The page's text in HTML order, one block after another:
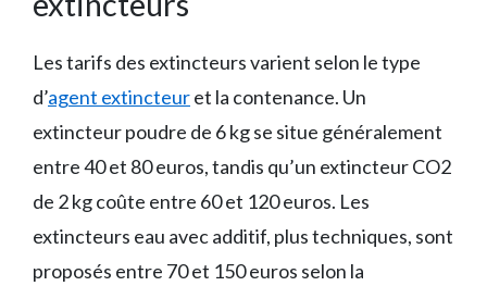
Les tarifs des extincteurs varient selon le type
d’agent extincteuret la contenance. Un
extincteur poudre de 6 kg se situe généralement
entre 40 et 80 euros, tandis qu’un extincteur CO2
de 2 kg coûte entre 60 et 120 euros. Les
extincteurs eau avec additif, plus techniques, sont
proposés entre 70 et 150 euros selon la